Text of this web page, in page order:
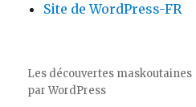
Site de WordPress-FR
Les découvertes maskoutaines
par WordPress